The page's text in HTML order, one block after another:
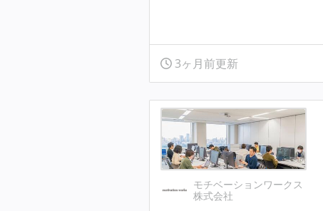
3ヶ月前更新
モチベーションワークス
株式会社